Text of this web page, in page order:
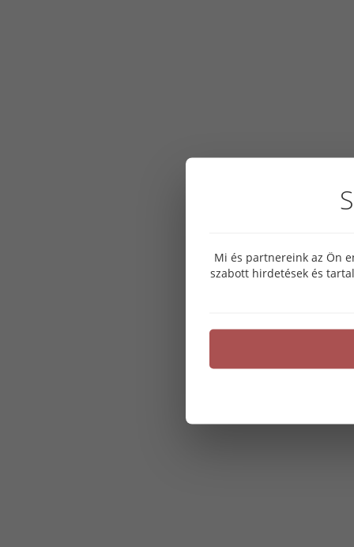
Mi és partnereink az Ön
szabott hirdetések és